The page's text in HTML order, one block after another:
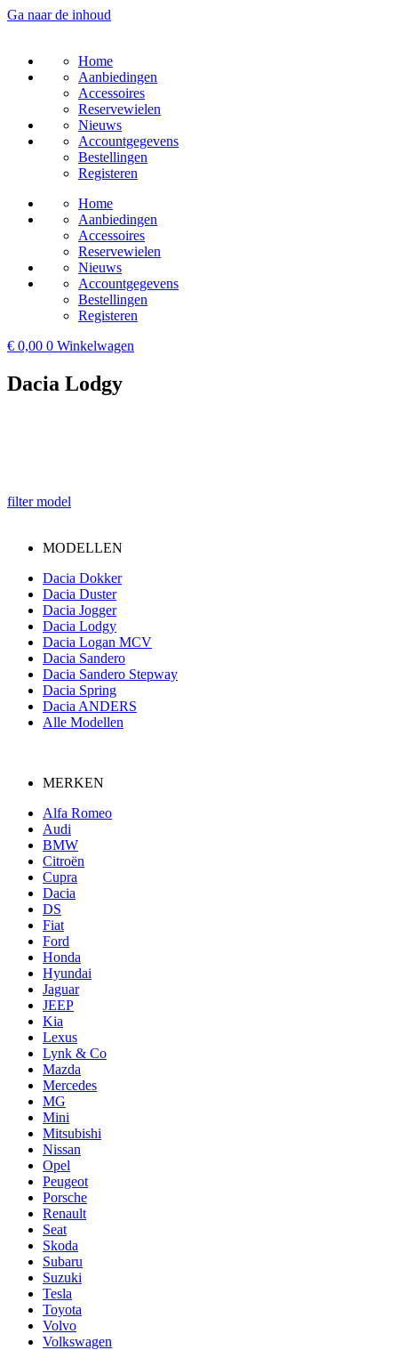
Ga naar de inhoud
Home
Aanbiedingen
Accessoires
Reservewielen
Nieuws
Accountgegevens
Bestellingen
Registeren
Home
Aanbiedingen
Accessoires
Reservewielen
Nieuws
Accountgegevens
Bestellingen
Registeren
€ 0,00 0 Winkelwagen
Dacia Lodgy
filter model
MODELLEN
Dacia Dokker
Dacia Duster
Dacia Jogger
Dacia Lodgy
Dacia Logan MCV
Dacia Sandero
Dacia Sandero Stepway
Dacia Spring
Dacia ANDERS
Alle Modellen
MERKEN
Alfa Romeo
Audi
BMW
Citroën
Cupra
Dacia
DS
Fiat
Ford
Honda
Hyundai
Jaguar
JEEP
Kia
Lexus
Lynk & Co
Mazda
Mercedes
MG
Mini
Mitsubishi
Nissan
Opel
Peugeot
Porsche
Renault
Seat
Skoda
Subaru
Suzuki
Tesla
Toyota
Volvo
Volkswagen